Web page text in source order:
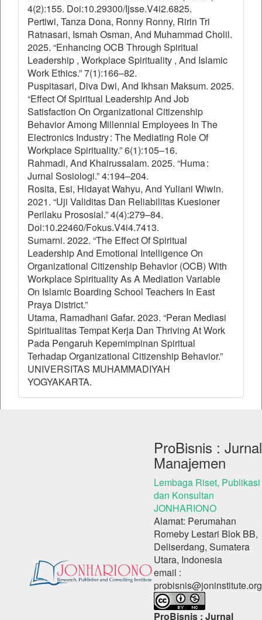
4(2):155. Doi:10.29300/Ijsse.V4i2.6825.
Pertiwi, Tanza Dona, Ronny Ronny, Ririn Tri
Ratnasari, Ismah Osman, And Muhammad Cholil.
2025. “Enhancing OCB Through Spiritual
Leadership , Workplace Spirituality , And Islamic
Work Ethics.” 7(1):166–82.
Puspitasari, Diva Dwi, And Ikhsan Maksum. 2025.
“Effect Of Spiritual Leadership And Job
Satisfaction On Organizational Citizenship
Behavior Among Millennial Employees In The
Electronics Industry : The Mediating Role Of
Workplace Spirituality.” 6(1):105–16.
Rahmadi, And Khairussalam. 2025. “Huma :
Jurnal Sosiologi.” 4:194–204.
Rosita, Esi, Hidayat Wahyu, And Yuliani Wiwin.
2021. “Uji Validitas Dan Reliabilitas Kuesioner
Perilaku Prososial.” 4(4):279–84.
Doi:10.22460/Fokus.V4i4.7413.
Sumarni. 2022. “The Effect Of Spiritual
Leadership And Emotional Intelligence On
Organizational Citizenship Behavior (OCB) With
Workplace Spirituality As A Mediation Variable
On Islamic Boarding School Teachers In East
Praya District.”
Utama, Ramadhani Gafar. 2023. “Peran Mediasi
Spiritualitas Tempat Kerja Dan Thriving At Work
Pada Pengaruh Kepemimpinan Spiritual
Terhadap Organizational Citizenship Behavior.”
UNIVERSITAS MUHAMMADIYAH
YOGYAKARTA.
ProBisnis : Jurnal
Manajemen
Lembaga Riset, Publikasi
dan Konsultan
JONHARIONO
Alamat: Perumahan
Romeby Lestari Blok BB,
Deliserdang, Sumatera
Utara, Indonesia
email :
probisnis@joninstitute.org
ProBisnis : Jurnal